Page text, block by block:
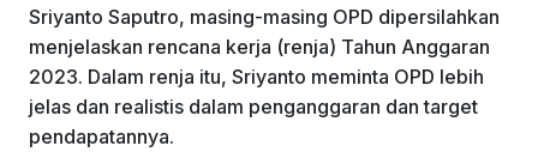
Sriyanto Saputro, masing-masing OPD dipersilahkan
menjelaskan rencana kerja (renja) Tahun Anggaran
2023. Dalam renja itu, Sriyanto meminta OPD lebih
jelas dan realistis dalam penganggaran dan target
pendapatannya.